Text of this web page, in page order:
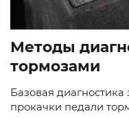
Методы
тормозами
Базовая
прокачки педали